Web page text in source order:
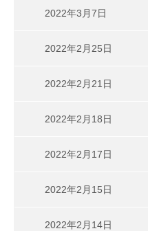
2022年3月7日
2022年2月25日
2022年2月21日
2022年2月18日
2022年2月17日
2022年2月15日
2022年2月14日